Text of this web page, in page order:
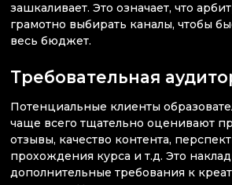
зашкаливает. Это означает, что
грамотно выбирать каналы, чтобы
весь бюджет.
Требовательная
Потенциальные клиенты
чаще всего тщательно оценивают
отзывы, качество контента,
прохождения курса и т.д. Это
дополнительные требования к